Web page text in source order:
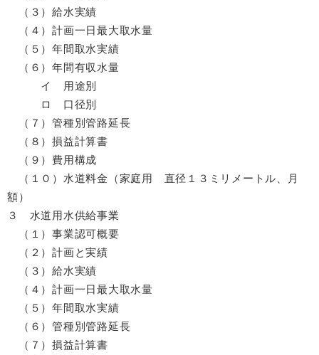
（３）給水実績
（４）計画一日最大取水量
（５）年間取水実績
（６）年間有収水量
イ 用途別
ロ 口径別
（７）管種別管路延長
（８）損益計算書
（９）費用構成
（１０）水道料金（家庭用 直径１３ミリメートル、月
額）
３ 水道用水供給事業
（１）事業認可概要
（２）計画と実績
（３）給水実績
（４）計画一日最大取水量
（５）年間取水実績
（６）管種別管路延長
（７）損益計算書